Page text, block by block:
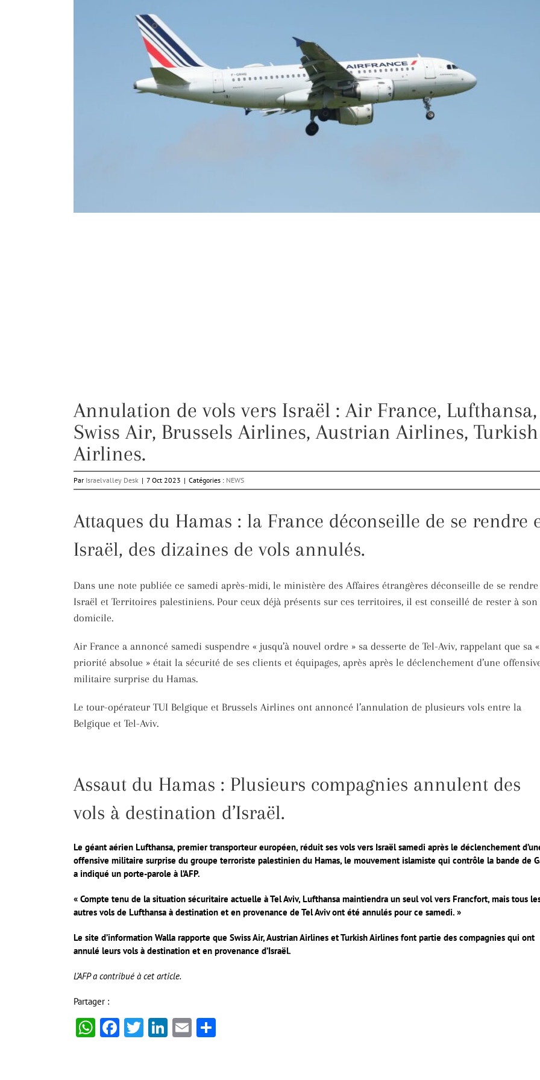
Annulation de vols vers Israël : Air France, Lufthansa,
Swiss Air, Brussels Airlines, Austrian Airlines, Turkish
Airlines.
Par Israelvalley Desk | 7 Oct 2023 | Catégories : NEWS
Attaques du Hamas : la France déconseille de se rendre
Israël, des dizaines de vols annulés.
Dans une note publiée ce samedi après-midi, le ministère des Affaires étrangères déconseille de se
Israël et Territoires palestiniens. Pour ceux déjà présents sur ces territoires, il est conseillé de rester à son
domicile.
Air France a annoncé samedi suspendre « jusqu’à nouvel ordre » sa desserte de Tel-Aviv, rappelant que sa «
priorité absolue » était la sécurité de ses clients et équipages, après après le déclenchement d’une
militaire surprise du Hamas.
Le tour-opérateur TUI Belgique et Brussels Airlines ont annoncé l’annulation de plusieurs vols entre la
Belgique et Tel-Aviv.
Assaut du Hamas : Plusieurs compagnies annulent des
vols à destination d’Israël.
Le géant aérien Lufthansa, premier transporteur européen, réduit ses vols vers Israël samedi après le déclenchement
offensive militaire surprise du groupe terroriste palestinien du Hamas, le mouvement islamiste qui contrôle la bande de
a indiqué un porte-parole à l’AFP.
« Compte tenu de la situation sécuritaire actuelle à Tel Aviv, Lufthansa maintiendra un seul vol vers Francfort, mais tous
autres vols de Lufthansa à destination et en provenance de Tel Aviv ont été annulés pour ce samedi. »
Le site d’information Walla rapporte que Swiss Air, Austrian Airlines et Turkish Airlines font partie des compagnies qui ont
annulé leurs vols à destination et en provenance d’Israël.
L’AFP a contribué à cet article.
Partager :
WhatsApp
Facebook
Twitter
LinkedIn
Email